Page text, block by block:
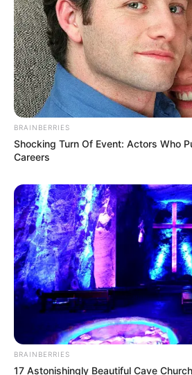
BRAINBERRIES
Shocking Turn Of Event: Actors Who
Careers
BRAINBERRIES
17 Astonishingly Beautiful Cave